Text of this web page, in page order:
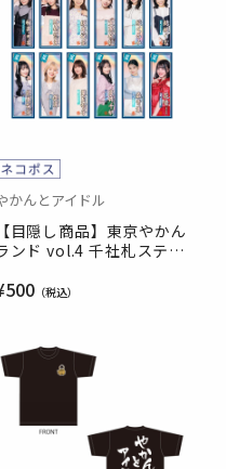
かんとアイドル
【目隠し商品】東京やかん
ンド vol.4 千社札ステッ